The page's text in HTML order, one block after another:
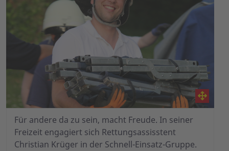
Für andere da zu sein, macht Freude. In seiner
Freizeit engagiert sich Rettungsassisstent
Christian Krüger in der Schnell-Einsatz-Gruppe.